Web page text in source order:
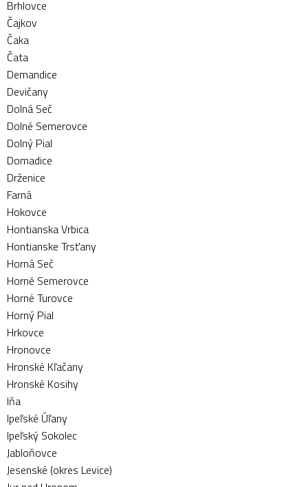
Brhlovce
Čajkov
Čaka
Čata
Demandice
Devičany
Dolná Seč
Dolné Semerovce
Dolný Pial
Domadice
Drženice
Farná
Hokovce
Hontianska Vrbica
Hontianske Trsťany
Horná Seč
Horné Semerovce
Horné Turovce
Horný Pial
Hrkovce
Hronovce
Hronské Kľačany
Hronské Kosihy
Iňa
Ipeľské Úľany
Ipeľský Sokolec
Jabloňovce
Jesenské (okres Levice)